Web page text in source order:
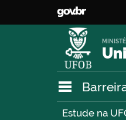
Estude na